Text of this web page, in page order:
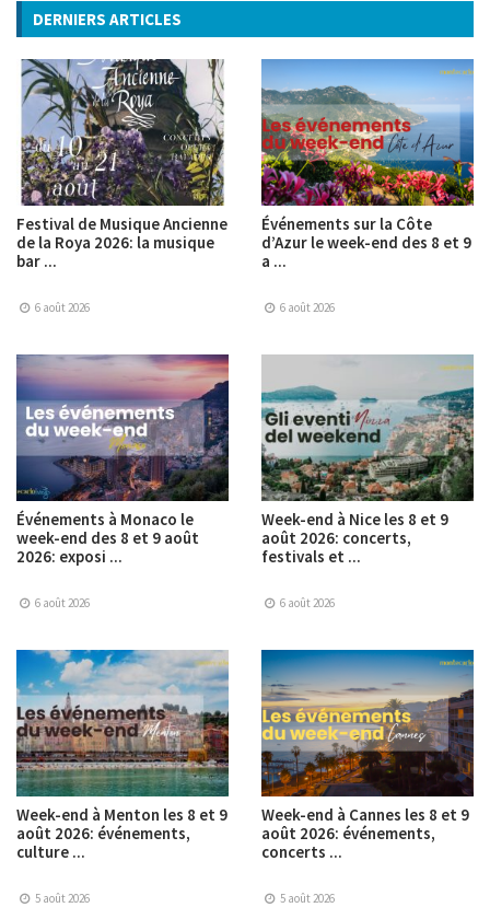
DERNIERS ARTICLES
Festival de Musique Ancienne
de la Roya 2026: la musique
bar ...
6 août 2026
Événements sur la Côte
d’Azur le week-end des 8 et 9
a ...
6 août 2026
Événements à Monaco le
week-end des 8 et 9 août
2026: exposi ...
6 août 2026
Week-end à Nice les 8 et 9
août 2026: concerts,
festivals et ...
6 août 2026
Week-end à Menton les 8 et 9
août 2026: événements,
culture ...
5 août 2026
Week-end à Cannes les 8 et 9
août 2026: événements,
concerts ...
5 août 2026